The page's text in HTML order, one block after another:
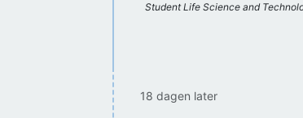
Student Life Science and
18 dagen later